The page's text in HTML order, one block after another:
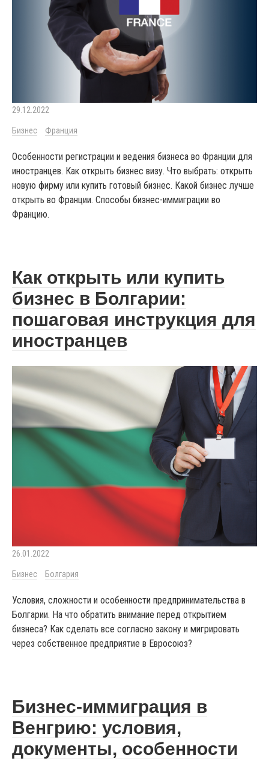
29.12.2022
Бизнес Франция
Особенности регистрации и ведения бизнеса во Франции для
иностранцев. Как открыть бизнес визу. Что выбрать: открыть
новую фирму или купить готовый бизнес. Какой бизнес лучше
открыть во Франции. Способы бизнес-иммиграции во
Францию.
Как открыть или купить
бизнес в Болгарии:
пошаговая инструкция для
иностранцев
26.01.2022
Бизнес Болгария
Условия, сложности и особенности предпринимательства в
Болгарии. На что обратить внимание перед открытием
бизнеса? Как сделать все согласно закону и мигрировать
через собственное предприятие в Евросоюз?
Бизнес-иммиграция в
Венгрию: условия,
документы, особенности